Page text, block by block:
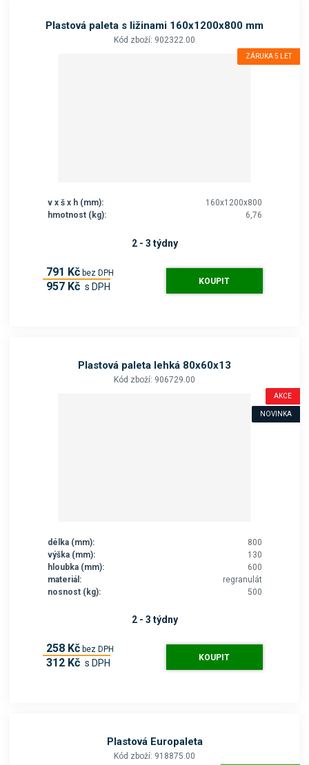
Plastová paleta s ližinami 160x1200x800 mm
Kód zboží: 902322.00
ZÁRUKA 5 LET
v x š x h (mm):
160x1200x800
hmotnost (kg):
6,76
2 - 3 týdny
791 Kč bez DPH
957 Kč s DPH KOUPIT
Plastová paleta lehká 80x60x13
Kód zboží: 906729.00
AKCE
NOVINKA
délka (mm):
800
výška (mm):
130
hloubka (mm):
600
materiál:
regranulát
nosnost (kg):
500
2 - 3 týdny
258 Kč bez DPH
312 Kč s DPH KOUPIT
Plastová Europaleta
Kód zboží: 918875.00